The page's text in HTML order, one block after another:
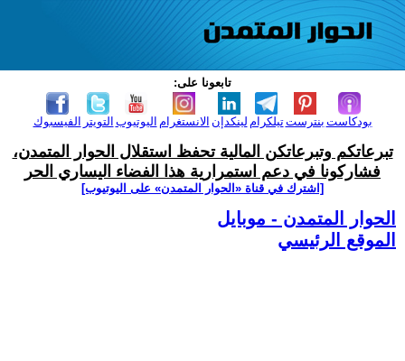
تابعونا على:
الفيسبوك التويتر اليوتيوب الانستغرام لينكدإن تيلكرامبنترست بودكاست
تبرعاتكم وتبرعاتكن المالية تحفظ استقلال الحوار المتمدن،
فشاركونا في دعم استمرارية هذا الفضاء اليساري الحر
[اشترك في قناة ‫«الحوار المتمدن» على اليوتيوب]
الحوار المتمدن - موبايل
الموقع الرئيسي